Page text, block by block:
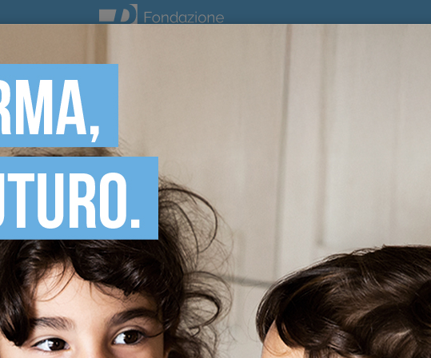
Baldaccini sostengono le persone
qualità della vita, promuovere la
sociale.
tutti i progetti realizzati e conclusi dalla